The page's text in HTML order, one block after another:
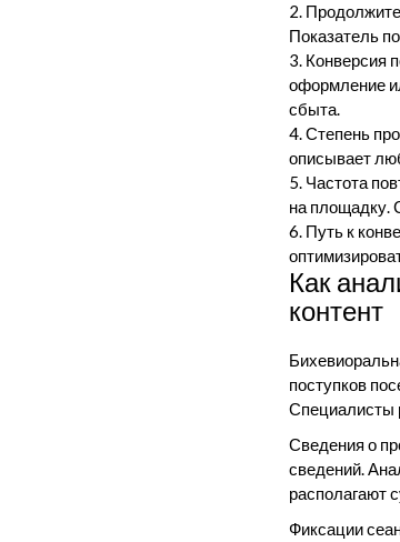
Показатель
Конверсия
оформление
сбыта.
Степень
описывает
Частота
на площадку.
Путь к
Как
контент
поступков
Специалисты
Сведения о
сведений.
располагают
Фиксации